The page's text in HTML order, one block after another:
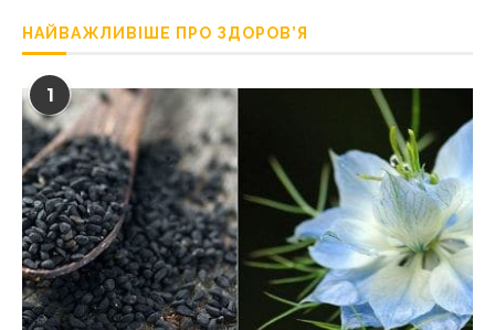
НАЙВАЖЛИВІШЕ ПРО ЗДОРОВ’Я
1